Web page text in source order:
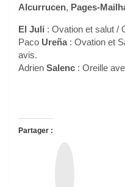
Alcurrucen, Pages-
El Juli : Ovation et salut /
Paco Ureña : Ovation et
avis.
Adrien Salenc : Oreille
Partager :